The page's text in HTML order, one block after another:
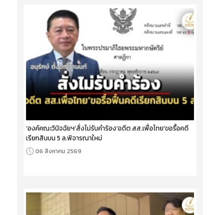
‘องค์คณะวินิจฉัยฯ’สั่งไม่รับคำร้อง‘อดีต สส.เพื่อไทย’ขอรื้อคดี
เรียกสินบน 5 ล.พิจารณาใหม่
06 สิงหาคม 2569